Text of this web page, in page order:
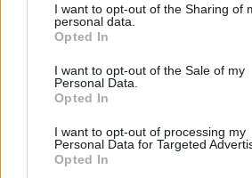
I want to opt-out of the Sharing of
personal data.
Opted In
I want to opt-out of the Sale of my
Personal Data.
Opted In
I want to opt-out of processing my
Personal Data for Targeted
Opted In
Τάσεις
Ψηφιακός πόλεμος και
πολιορκία
04.05.26